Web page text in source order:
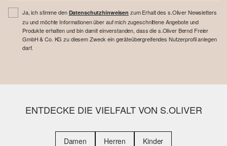
Ja, ich stimme den Datenschutzhinweisen zum Erhalt des s.Oliver Newsletters
zu und möchte Informationen über auf mich zugeschnittene Angebote und
Produkte erhalten und bin damit einverstanden, dass die s.Oliver Bernd Freier
GmbH & Co. KG zu diesem Zweck ein geräteübergreifendes Nutzerprofil anlegen
darf.
ENTDECKE DIE VIELFALT VON S.OLIVER
Damen Herren Kinder